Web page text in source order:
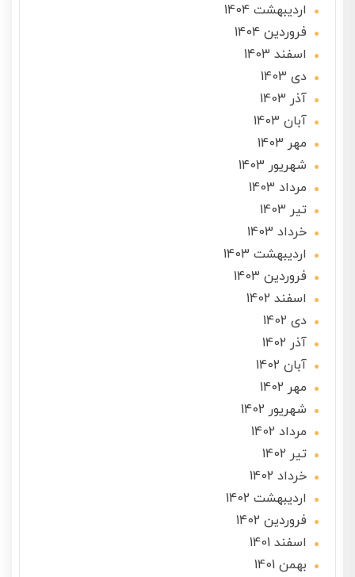
ارديبهشت 1404
فروردین 1404
اسفند 1403
دی 1403
آذر 1403
آبان 1403
مهر 1403
شهریور 1403
مرداد 1403
تير 1403
خرداد 1403
ارديبهشت 1403
فروردین 1403
اسفند 1402
دی 1402
آذر 1402
آبان 1402
مهر 1402
شهریور 1402
مرداد 1402
تير 1402
خرداد 1402
ارديبهشت 1402
فروردین 1402
اسفند 1401
بهمن 1401